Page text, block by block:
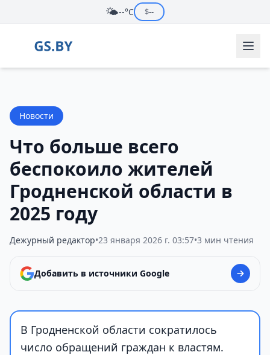
🌤️--°C $--
Новости
Что больше всего
беспокоило жителей
Гродненской области в
2025 году
Дежурный редактор•23 января 2026 г. 03:57•3 мин чтения
Добавить в источники Google
В Гродненской области сократилось
число обращений граждан к властям.